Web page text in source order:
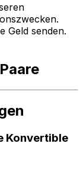
Geld senden.
Konvertible